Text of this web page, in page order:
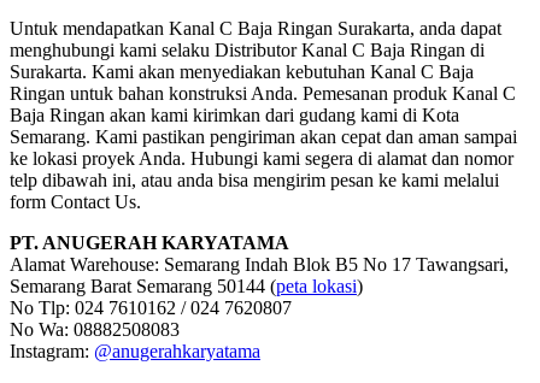
Untuk mendapatkan Kanal C Baja Ringan Surakarta, anda dapat
menghubungi kami selaku Distributor Kanal C Baja Ringan di
Surakarta. Kami akan menyediakan kebutuhan Kanal C Baja
Ringan untuk bahan konstruksi Anda. Pemesanan produk Kanal C
Baja Ringan akan kami kirimkan dari gudang kami di Kota
Semarang. Kami pastikan pengiriman akan cepat dan aman sampai
ke lokasi proyek Anda. Hubungi kami segera di alamat dan nomor
telp dibawah ini, atau anda bisa mengirim pesan ke kami melalui
form Contact Us.
PT. ANUGERAH KARYATAMA
Alamat Warehouse: Semarang Indah Blok B5 No 17 Tawangsari,
Semarang Barat Semarang 50144 (peta lokasi)
No Tlp: 024 7610162 / 024 7620807
No Wa: 08882508083
Instagram: @anugerahkaryatama